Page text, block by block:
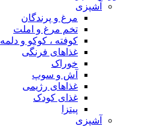
آشپزی
مرغ و پرندگان
تخم مرغ و املت
کوفته ، کوکو و دلمه
غذاهای فرنگی
خوراک
آش و سوپ
غذاهای رژیمی
غذای کودک
پیتزا
آشپزی